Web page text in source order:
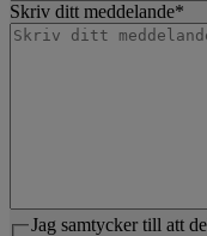
Skriv ditt meddelande*
Jag samtycker till att